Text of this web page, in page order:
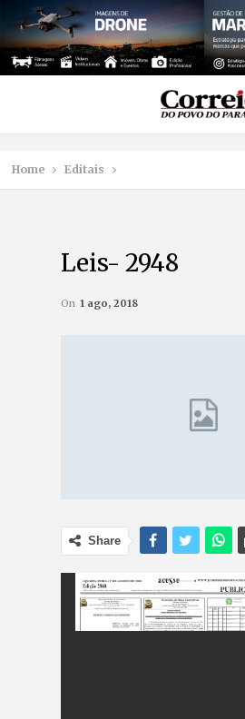
Home Editais
Leis- 2948
On 1 ago, 2018
Share